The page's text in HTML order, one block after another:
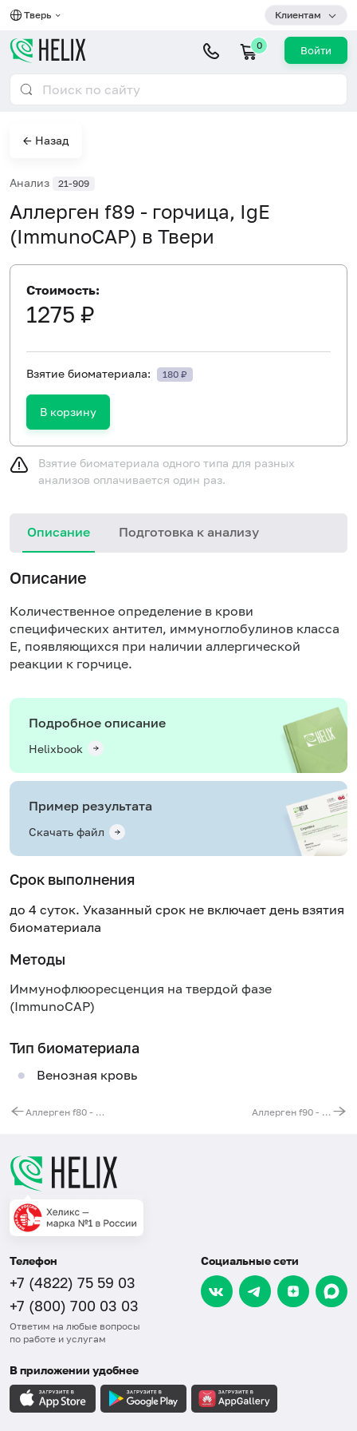
Тверь Клиентам
0 Войти
← Назад
Анализ 21-909
Аллерген f89 - горчица, IgE
(ImmunoCAP) в Твери
Стоимость:
1275 ₽
Взятие биоматериала: 180 ₽
В корзину
Взятие биоматериала одного типа для разных
анализов оплачивается один раз.
Описание Подготовка к анализу
Описание
Количественное определение в крови
специфических антител, иммуноглобулинов класса
E, появляющихся при наличии аллергической
реакции к горчице.
Подробное описание
Helixbook
Пример результата
Скачать файл
Срок выполнения
до 4 суток. Указанный срок не включает день взятия
биоматериала
Методы
Иммунофлюоресценция на твердой фазе
(ImmunoCAP)
Тип биоматериала
Венозная кровь
Аллерген f80 - омар, IgE (ImmunoCAP) Аллерген f90 - солод, IgE (ImmunoCAP)
Телефон
+7 (4822) 75 59 03
+7 (800) 700 03 03
Ответим на любые вопросы
по работе и услугам
Социальные сети
В приложении удобнее